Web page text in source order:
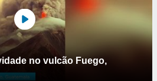
no vulcão Fuego,